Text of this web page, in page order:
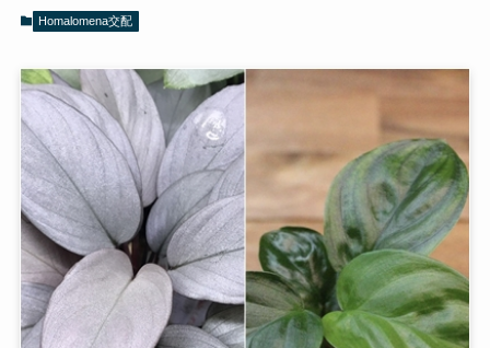
Homalomena交配